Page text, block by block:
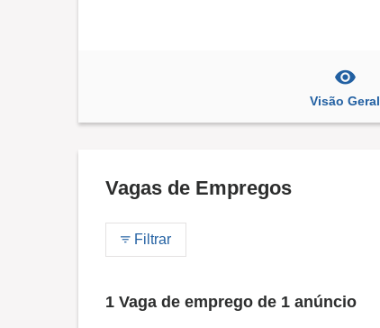
Visão Geral
Vagas de Empregos
Filtrar
1 Vaga de emprego de 1 anúncio